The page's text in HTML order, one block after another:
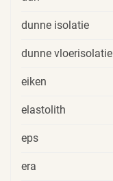
dunne isolatie
dunne vloerisolatie
eiken
elastolith
eps
era